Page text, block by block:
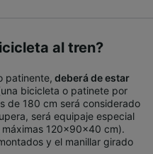
al tren?
patinente, deberá de estar
bicicleta o patinete por
de 180 cm será considerado
será equipaje especial
120x90x40 cm).
y el manillar girado